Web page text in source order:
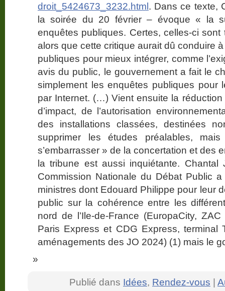
droit_5424673_3232.html. Dans ce texte,
la soirée du 20 février – évoque « la
enquêtes publiques. Certes, celles-ci
alors que cette critique aurait dû conduire
publiques pour mieux intégrer, comme
avis du public, le gouvernement a fait le
simplement les enquêtes publiques pour
par Internet. (…) Vient ensuite la
d’impact, de l’autorisation
des installations classées, destinées
supprimer les études préalables,
s’embarrasser » de la concertation et des
la tribune est aussi inquiétante.
Commission Nationale du Débat Public
ministres dont Edouard Philippe pour leur
public sur la cohérence entre les
nord de l’Ile-de-France (EuropaCity,
Paris Express et CDG Express, terminal
aménagements des JO 2024) (1) mais le
Publié dans Idées, Rendez-vous |